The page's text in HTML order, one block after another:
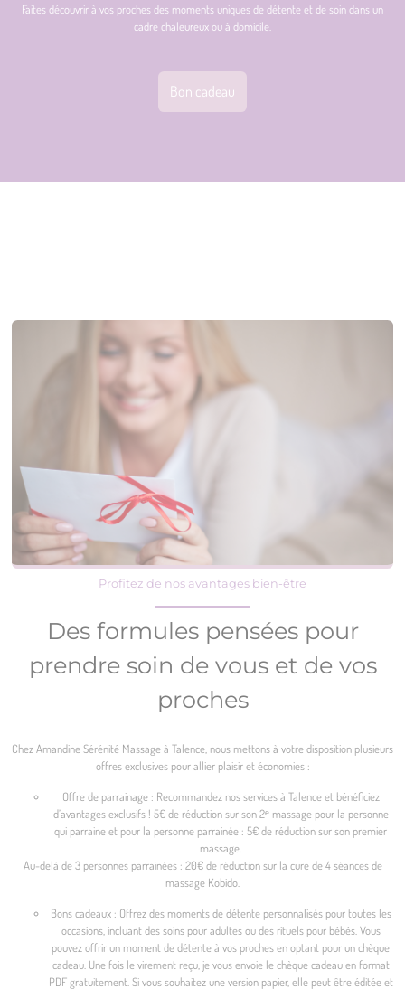
Faites découvrir à vos proches des moments uniques de détente et de soin dans un
cadre chaleureux ou à domicile.
Bon cadeau
Profitez de nos avantages bien-être
Des formules pensées pour
prendre soin de vous et de vos
proches
Chez Amandine Sérénité Massage à Talence, nous mettons à votre disposition plusieurs
offres exclusives pour allier plaisir et économies :
Offre de parrainage : Recommandez nos services à Talence et bénéficiez
d’avantages exclusifs ! 5€ de réduction sur son 2ᵉ massage pour la personne
qui parraine et pour la personne parrainée : 5€ de réduction sur son premier
massage.
Au-delà de 3 personnes parrainées : 20€ de réduction sur la cure de 4 séances de
massage Kobido.
Bons cadeaux : Offrez des moments de détente personnalisés pour toutes les
occasions, incluant des soins pour adultes ou des rituels pour bébés. Vous
pouvez offrir un moment de détente à vos proches en optant pour un chèque
cadeau. Une fois le virement reçu, je vous envoie le chèque cadeau en format
PDF gratuitement. Si vous souhaitez une version papier, elle peut être éditée et